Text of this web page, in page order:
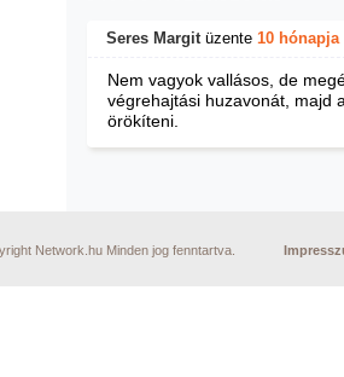
Seres Margitüzente 10 hónapja
Nem vagyok vallásos, de
végrehajtási huzavonát, majd
örökíteni.
Network.hu Minden jog fenntartva.